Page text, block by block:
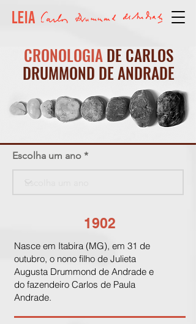
CRONOLOGIADE CARLOS
DRUMMOND DE ANDRADE
Escolha um ano
1902
Nasce em Itabira (MG), em 31 de
outubro, o nono filho de Julieta
Augusta Drummond de Andrade e
do fazendeiro Carlos de Paula
Andrade.